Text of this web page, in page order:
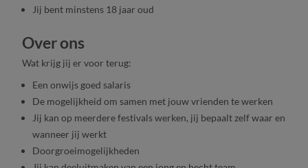
Jij bent minstens 18 jaar oud
Over ons
Wat krijg jij er voor terug:
Een onwijs goed salaris
De mogelijkheid om samen met jouw vrienden te werken
Jij kan op meerdere festivals werken, jij bepaalt zelf waar en
wanneer jij werkt
Doorgroeimogelijkheden